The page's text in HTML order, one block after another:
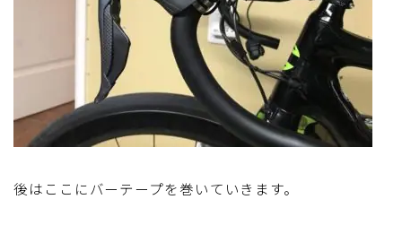
後はここにバーテープを巻いていきます。